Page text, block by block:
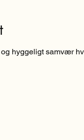
hyggeligt samvær